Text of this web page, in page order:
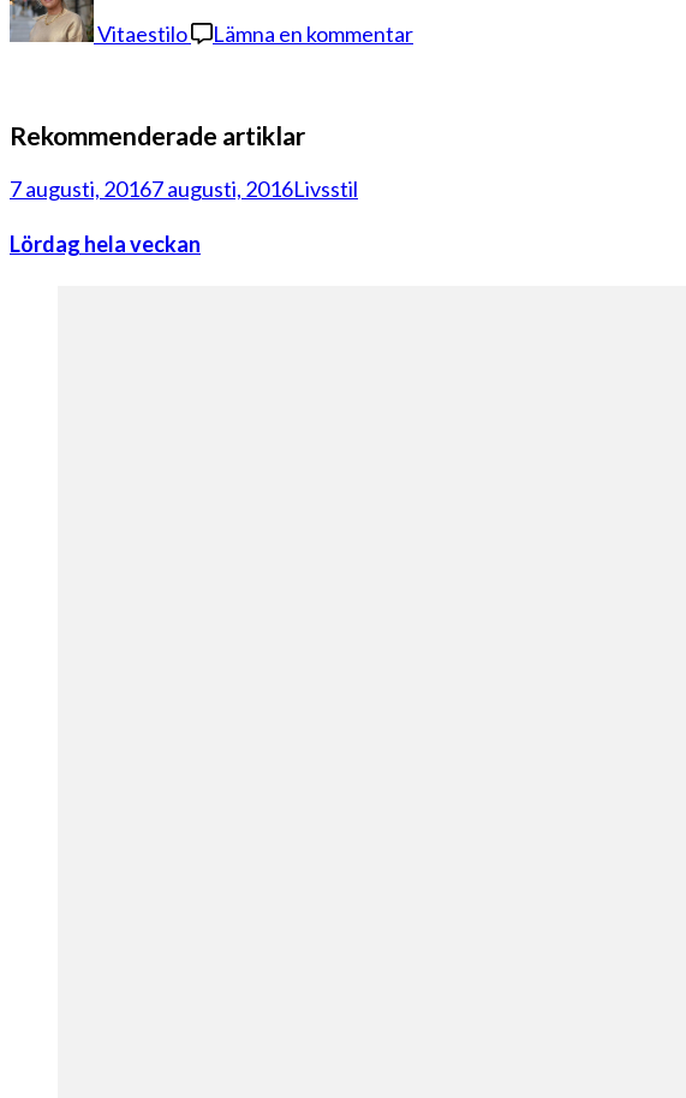
Vitaestilo Lämna en kommentar
byxor
Rekommenderade artiklar
7 augusti, 20167 augusti, 2016Livsstil
Lördag hela veckan